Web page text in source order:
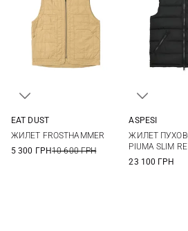
EAT DUST
ЖИЛЕТ FROSTHAMMER
5 300 ГРН10 600 ГРН
ASPESI
ЖИЛЕТ
PIUMA SLIM RE
23 100 ГРН